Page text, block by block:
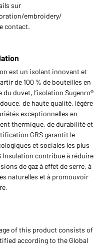
sur
embroidery/
contact.
est un isolant innovant et
de 100 % de bouteilles en
du duvet, l’isolation Sugenro®
de haute qualité, légère
exceptionnelles en
thermique, de durabilité et
GRS garantit le
et sociales les plus
Insulation contribue à réduire
de gaz à effet de serre, à
naturelles et à promouvoir
of this product consists of
according to the Global